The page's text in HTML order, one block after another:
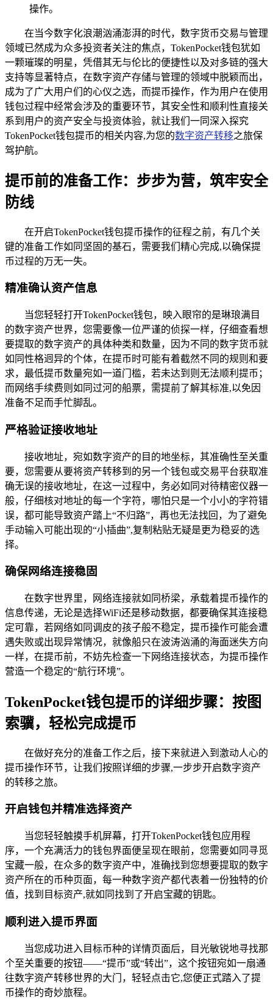
操作。
在当今数字化浪潮汹涌澎湃的时代，数字货币交易与管理
领域已然成为众多投资者关注的焦点，TokenPocket钱包犹如
一颗璀璨的明星，凭借其无与伦比的便捷性以及对多链的强大
支持等显著特点，在数字资产存储与管理的领域中脱颖而出，
成为了广大用户们的心仪之选，而提币操作，作为用户在使用
钱包过程中经常会涉及的重要环节，其安全性和顺利性直接关
系到用户的资产安全与投资体验，就让我们一同深入探究
TokenPocket钱包提币的相关内容,为您的数字资产转移之旅保
驾护航。
提币前的准备工作：步步为营，筑牢安全
防线
在开启TokenPocket钱包提币操作的征程之前，有几个关
键的准备工作如同坚固的基石，需要我们精心完成,以确保提
币过程的万无一失。
精准确认资产信息
当您轻轻打开TokenPocket钱包，映入眼帘的是琳琅满目
的数字资产世界，您需要像一位严谨的侦探一样，仔细查看想
要提取的数字资产的具体种类和数量，因为不同的数字货币就
如同性格迥异的个体，在提币时可能有着截然不同的规则和要
求，最低提币数量宛如一道门槛，若未达到则无法顺利提币；
而网络手续费则如同过河的船票，需提前了解其标准,以免因
准备不足而手忙脚乱。
严格验证接收地址
接收地址，宛如数字资产的目的地坐标，其准确性至关重
要，您需要从要将资产转移到的另一个钱包或交易平台获取准
确无误的接收地址，在这一过程中，务必如同对待精密仪器一
般，仔细核对地址的每一个字符，哪怕只是一个小小的字符错
误，都可能导致资产踏上“不归路”，再也无法找回，为了避免
手动输入可能出现的“小插曲”,复制粘贴无疑是更为稳妥的选
择。
确保网络连接稳固
在数字世界里，网络连接就如同桥梁，承载着提币操作的
信息传递，无论是选择WiFi还是移动数据，都要确保其连接稳
定可靠，若网络如同调皮的孩子般不稳定，提币操作可能会遭
遇失败或出现异常情况，就像船只在波涛汹涌的海面迷失方向
一样，在提币前，不妨先检查一下网络连接状态，为提币操作
营造一个稳定的“航行环境”。
TokenPocket钱包提币的详细步骤：按图
索骥，轻松完成提币
在做好充分的准备工作之后，接下来就进入到激动人心的
提币操作环节，让我们按照详细的步骤,一步步开启数字资产
的转移之旅。
开启钱包并精准选择资产
当您轻轻触摸手机屏幕，打开TokenPocket钱包应用程
序，一个充满活力的钱包界面便呈现在眼前，您需要如同寻觅
宝藏一般，在众多的数字资产中，准确找到您想要提取的数字
资产所在的币种页面，每一种数字资产都代表着一份独特的价
值，找到目标资产,就如同找到了开启宝藏的钥匙。
顺利进入提币界面
当您成功进入目标币种的详情页面后，目光敏锐地寻找那
个至关重要的按钮——“提币”或“转出”，这个按钮宛如一扇通
往数字资产转移世界的大门，轻轻点击它,您便正式踏入了提
币操作的奇妙旅程。